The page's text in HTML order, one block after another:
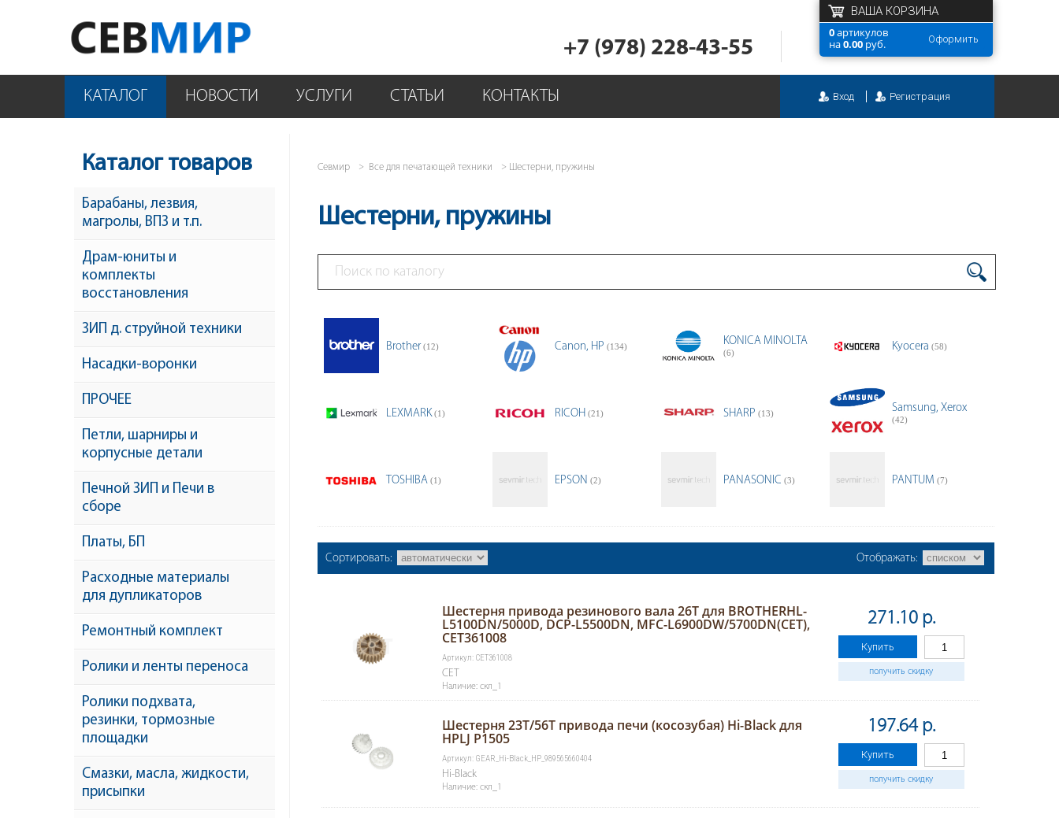
+7 (978) 228-43-55 Оформить
ВАША КОРЗИНА
0артикулов
на0.00 руб.
Вход Регистрация
КАТАЛОГ НОВОСТИ УСЛУГИ СТАТЬИ КОНТАКТЫ
Севмир Все для печатающей техники Шестерни, пружины
Шестерни, пружины
Brother(12) Canon, HP (134) KONICA MINOLTA
(6) Kyocera (58)
LEXMARK(1) RICOH (21) SHARP (13) Samsung, Xerox
(42)
TOSHIBA (1) EPSON (2) PANASONIC (3) PANTUM (7)
Сортировать: Отображать:
Шестерня привода резинового вала 26T для BROTHERHL-
L5100DN/5000D, DCP-L5500DN, MFC-L6900DW/5700DN(CET),
CET361008
Артикул: CET361008
CET
Наличие: скл_1
271.10 р.
Купить
получить скидку
Шестерня 23T/56T привода печи (косозубая) Hi-Black для
HPLJ P1505
Артикул: GEAR_Hi-Black_HP_989565660404
Hi-Black
Наличие: скл_1
197.64 р.
Купить
получить скидку
Каталог товаров
Барабаны, лезвия,
магролы, ВПЗ и т.п.
Драм-юниты и
комплекты
восстановления
ЗИП д. струйной техники
Насадки-воронки
ПРОЧЕЕ
Петли, шарниры и
корпусные детали
Печной ЗИП и Печи в
сборе
Платы, БП
Расходные материалы
для дупликаторов
Ремонтный комплект
Ролики и ленты переноса
Ролики подхвата,
резинки, тормозные
площадки
Смазки, масла, жидкости,
присыпки